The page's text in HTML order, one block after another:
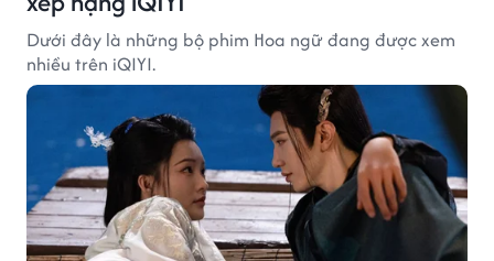
Dưới đây là những bộ phim Hoa ngữ đang được xem
nhiều trên iQIYI.